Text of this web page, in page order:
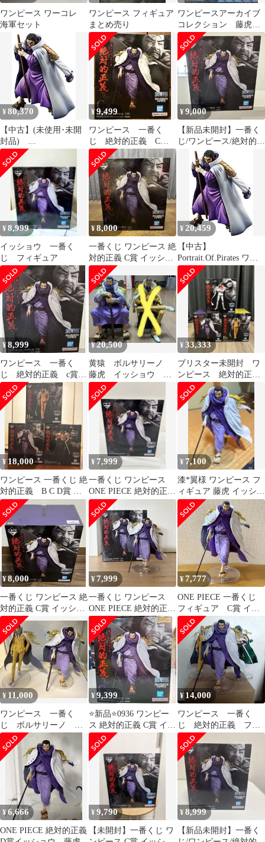
ワンピース ワーコレ
海軍セット
ワンピース フィギュア
まとめ売り
ワンピースアーカイブ
コレクション 藤虎
イッショウ フィギュ
ア 海軍 プレックス
¥80,370
【中古】(未使用･未開
封品)
Portrait.Of.Pirates ワン
ピース Sailing Again 海
軍本部大将 藤虎【イッ
ショウ】 f4u0baa
¥9,499
ワンピース 一番く
じ 絶対的正義 C
賞 藤虎 フィギュ
ア 新品未開封
¥9,000
【新品未開封】一番く
じ/ワンピース/絶対的正
義/C賞/イッショウ/藤虎
¥8,999
イッショウ 一番く
じ フィギュア
¥8,000
一番くじ ワンピース 絶
対的正義 C賞 イッショ
ウ 藤虎
¥ 20,459
【中古】
Portrait.Of.Pirates ワン
ピース Sailing Again 海
軍本部大将 藤虎【イッ
ショウ】
¥8,999
ワンピース 一番く
じ 絶対的正義 c賞
イッショウ 藤虎フィ
ギュア
¥20,500
黄猿 ボルサリーノ
藤虎 イッショウ フ
ィギュア アーカイブ
コレクション
¥33,333
ブリスター未開封 ワ
ンピース 絶対的正
義 サカズキ 一番く
じ
¥18,000
ワンピース 一番くじ 絶
対的正義 B C D賞 黄
猿 藤虎 緑牛
¥ 7,999
一番くじ ワンピース
ONE PIECE 絶対的正義
C賞 イッショウ 藤虎
¥ 7,100
漆*翼様 ワンピース フ
ィギュア 藤虎 イッショ
ウ
¥8,000
一番くじ ワンピース 絶
対的正義 C賞 イッショ
ウ
¥7,999
一番くじ ワンピース
ONE PIECE 絶対的正義
C賞 イッショウ 藤虎
¥7,777
ONE PIECE 一番くじ
フィギュア C賞 イッ
ショウ
¥ 11,000
ワンピース 一番く
じ ボルサリーノ イ
ッショウ 箱付き
¥9,399
⭐新品⭐0936 ワンピー
ス 絶対的正義 C賞 イッ
ショウ 藤虎
¥ 14,000
ワンピース 一番く
じ 絶対的正義 フィ
ギュア ボルサリー
ノ イッショウ アラ
マキ
¥6,666
ONE PIECE 絶対的正義
¥9,790
【未開封】一番くじ ワ
¥8,999
【新品未開封】一番く